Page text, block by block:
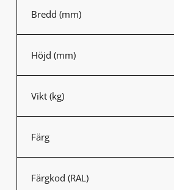
Bredd (mm)
Höjd (mm)
Vikt (kg)
Färg
Färgkod (RAL)